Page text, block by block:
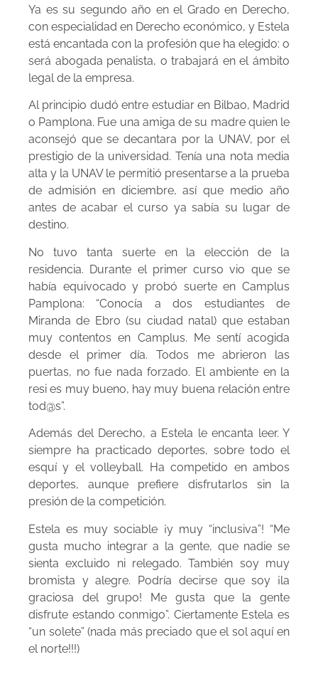
Ya es su segundo año en el Grado en Derecho,
con especialidad en Derecho económico, y Estela
está encantada con la profesión que ha elegido: o
será abogada penalista, o trabajará en el ámbito
legal de la empresa.
Al principio dudó entre estudiar en Bilbao, Madrid
o Pamplona. Fue una amiga de su madre quien le
aconsejó que se decantara por la UNAV, por el
prestigio de la universidad. Tenía una nota media
alta y la UNAV le permitió presentarse a la prueba
de admisión en diciembre, así que medio año
antes de acabar el curso ya sabía su lugar de
destino.
No tuvo tanta suerte en la elección de la
residencia. Durante el primer curso vio que se
había equivocado y probó suerte en Camplus
Pamplona: “Conocía a dos estudiantes de
Miranda de Ebro (su ciudad natal) que estaban
muy contentos en Camplus. Me sentí acogida
desde el primer día. Todos me abrieron las
puertas, no fue nada forzado. El ambiente en la
resi es muy bueno, hay muy buena relación entre
tod@s”.
Además del Derecho, a Estela le encanta leer. Y
siempre ha practicado deportes, sobre todo el
esquí y el volleyball. Ha competido en ambos
deportes, aunque prefiere disfrutarlos sin la
presión de la competición.
Estela es muy sociable ¡y muy “inclusiva”! “Me
gusta mucho integrar a la gente, que nadie se
sienta excluido ni relegado. También soy muy
bromista y alegre. Podría decirse que soy ¡la
graciosa del grupo! Me gusta que la gente
disfrute estando conmigo”. Ciertamente Estela es
“un solete” (nada más preciado que el sol aquí en
el norte!!!)